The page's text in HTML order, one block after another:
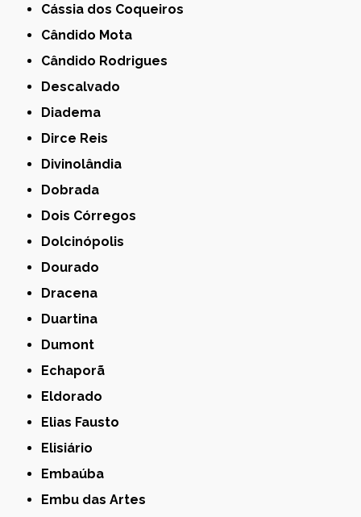
Cássia dos Coqueiros
Cândido Mota
Cândido Rodrigues
Descalvado
Diadema
Dirce Reis
Divinolândia
Dobrada
Dois Córregos
Dolcinópolis
Dourado
Dracena
Duartina
Dumont
Echaporã
Eldorado
Elias Fausto
Elisiário
Embaúba
Embu das Artes